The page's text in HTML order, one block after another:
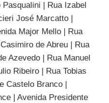
| Rua Izabel
José Marcatto |
Major Mello | Rua
de Abreu | Rua
Azevedo | Rua Manuel
Ribeiro | Rua Tobias
Castelo Branco |
| Avenida Presidente